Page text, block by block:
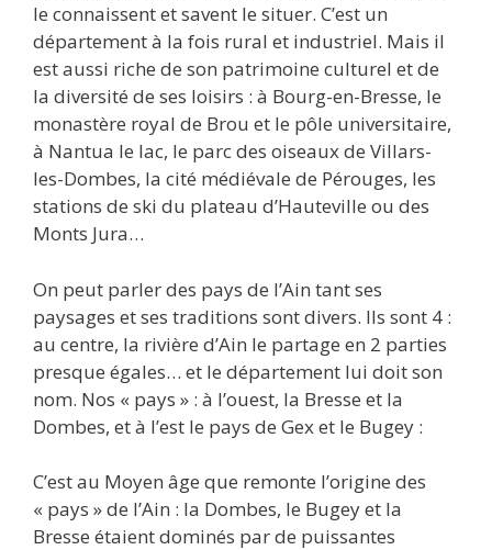
le connaissent et savent le situer. C’est un
département à la fois rural et industriel. Mais il
est aussi riche de son patrimoine culturel et de
la diversité de ses loisirs : à Bourg-en-Bresse, le
monastère royal de Brou et le pôle universitaire,
à Nantua le lac, le parc des oiseaux de Villars-
les-Dombes, la cité médiévale de Pérouges, les
stations de ski du plateau d’Hauteville ou des
Monts Jura…
On peut parler des pays de l’Ain tant ses
paysages et ses traditions sont divers. Ils sont 4 :
au centre, la rivière d’Ain le partage en 2 parties
presque égales… et le département lui doit son
nom. Nos « pays » : à l’ouest, la Bresse et la
Dombes, et à l’est le pays de Gex et le Bugey :
C’est au Moyen âge que remonte l’origine des
« pays » de l’Ain : la Dombes, le Bugey et la
Bresse étaient dominés par de puissantes